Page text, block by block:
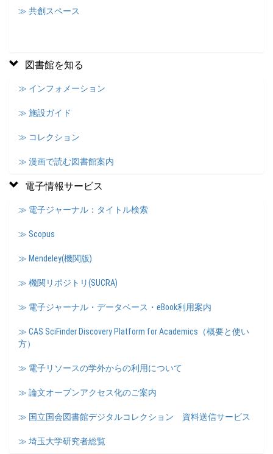
≫ 共創スペース
図書館を知る
≫ インフォメーション
≫ 施設ガイド
≫ コレクション
≫ 漫画で読む図書館案内
電子情報サービス
≫ 電子ジャーナル：タイトル検索
≫ Scopus
≫ Mendeley(機関版)
≫ 機関リポジトリ(SUCRA)
≫ 電子ジャーナル・データベース・eBook利用案内
≫ CAS SciFinder Discovery Platform for Academics（概要と使い
方）
≫ 電子リソースの学外からの利用について
≫ 論文オープンアクセス化のご案内
≫ 国立国会図書館デジタルコレクション 資料送信サービス
≫ 埼玉大学研究者総覧